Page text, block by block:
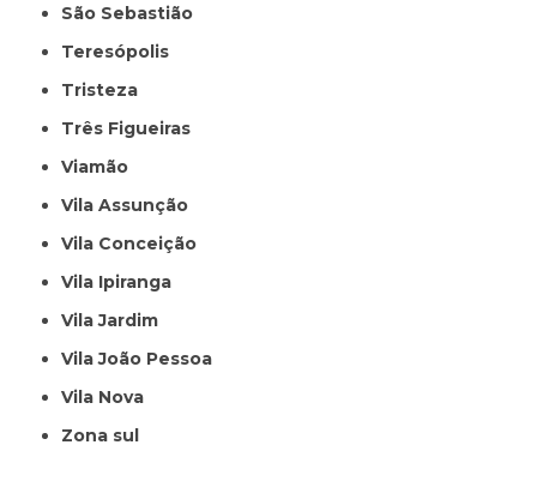
São Sebastião
Teresópolis
Tristeza
Três Figueiras
Viamão
Vila Assunção
Vila Conceição
Vila Ipiranga
Vila Jardim
Vila João Pessoa
Vila Nova
Zona sul